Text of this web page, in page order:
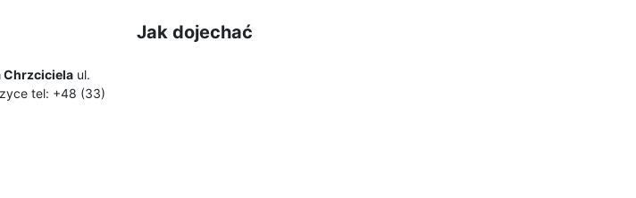
Chrzciciela ul.
tel: +48 (33)
Jak dojechać